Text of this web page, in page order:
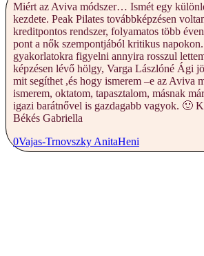
Miért az Aviva módszer… Ismét egy
kezdete. Peak Pilates továbbképzésen
kreditpontos rendszer, folyamatos több
pont a nők szempontjából kritikus
gyakorlatokra figyelni annyira rosszul
képzésen lévő hölgy, Varga Lászlóné Ági
mit segíthet ,és hogy ismerem –e az Aviva
ismerem, oktatom, tapasztalom, másnak
igazi barátnővel is gazdagabb vagyok. 🙂
Békés Gabriella
0Vajas-Trnovszky AnitaHeni